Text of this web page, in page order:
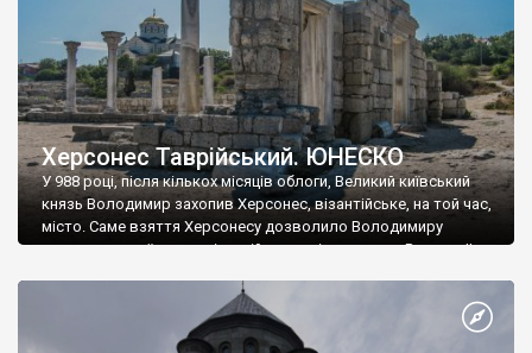
Херсонес Таврійський. ЮНЕСКО
У 988 році, після кількох місяців облоги, Великий київський
князь Володимир захопив Херсонес, візантійське, на той час,
місто. Саме взяття Херсонесу дозволило Володимиру
диктувати свої умови візантійському імператору Василю ІІ, та
Херсонесі Володимир-язичник, став Василем-християнином.
А потім було Хрещення Русі. На честь Херсонесу Таврійського